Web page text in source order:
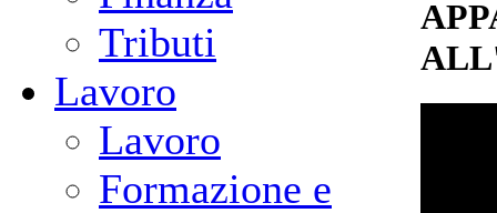
Tributi
Lavoro
Lavoro
Formazione e